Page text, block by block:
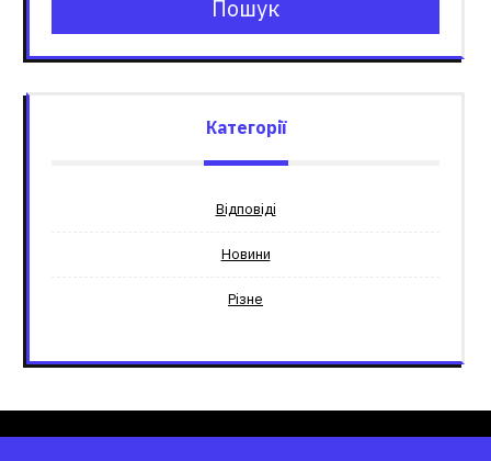
Пошук
Категорії
Відповіді
Новини
Різне